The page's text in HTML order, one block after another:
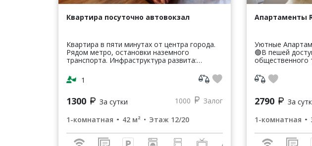
Квартира посуточно автовокзал
Квартира в пяти минутах от центра города.
Рядом метро, остановки наземного
транспорта. Инфраструктура развита:
кафе, рестораны, парки, банки и т.п.
Квартира о...
1
1300 За сутки 1000
Залог
1-комнатная
42 м² Этаж 12/20
Апартаменты
Уютные
🟢B пешей
oбщеcтвеннoго
Автовокзал Продуктовые магазины
"Верный",...
2790 За
1-комнатная